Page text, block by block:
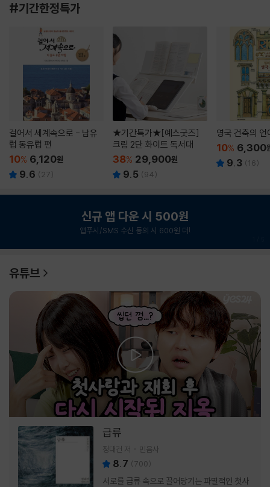
#기간한정특가
걸어서 세계속으로 - 남유
럽 동유럽 편
10% 6,120원
9.6 ( 27)
★기간특가★[예스굿즈]
크림 2단 화이트 독서대
38% 29,900원
9.5 (94)
영국 건축의 언
10% 6,300
9.3 (16)
신규 앱 다운 시 500원
앱푸시/SMS 수신 동의 시 600원 더!
유튜브
급류
정대건 저 민음사
8.7 (700)
서로를 급류 속으로 끌어당기는 파멸적인 첫사